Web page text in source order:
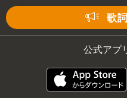
歌
公式アプ